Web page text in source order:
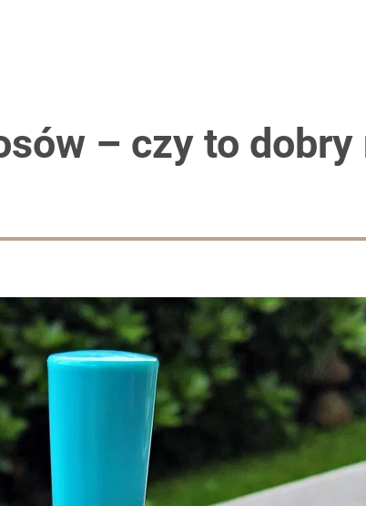
aż do przymrozków
nie wpadną
– czy to